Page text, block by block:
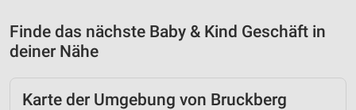
Finde das nächste Baby & Kind Geschäft in
deiner Nähe
Karte der Umgebung von Bruckberg